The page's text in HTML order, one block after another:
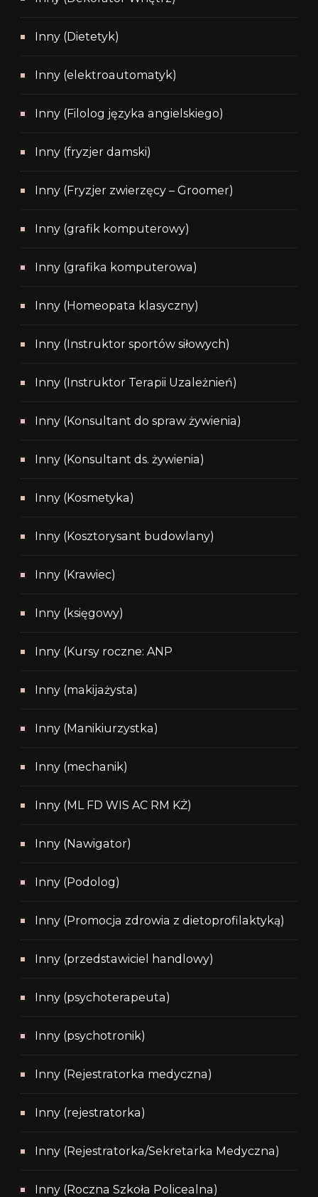
Inny (Dietetyk)
Inny (elektroautomatyk)
Inny (Filolog języka angielskiego)
Inny (fryzjer damski)
Inny (Fryzjer zwierzęcy – Groomer)
Inny (grafik komputerowy)
Inny (grafika komputerowa)
Inny (Homeopata klasyczny)
Inny (Instruktor sportów siłowych)
Inny (Instruktor Terapii Uzależnień)
Inny (Konsultant do spraw żywienia)
Inny (Konsultant ds. żywienia)
Inny (Kosmetyka)
Inny (Kosztorysant budowlany)
Inny (Krawiec)
Inny (księgowy)
Inny (Kursy roczne: ANP
Inny (makijażysta)
Inny (Manikiurzystka)
Inny (mechanik)
Inny (ML FD WIS AC RM KŻ)
Inny (Nawigator)
Inny (Podolog)
Inny (Promocja zdrowia z dietoprofilaktyką)
Inny (przedstawiciel handlowy)
Inny (psychoterapeuta)
Inny (psychotronik)
Inny (Rejestratorka medyczna)
Inny (rejestratorka)
Inny (Rejestratorka/Sekretarka Medyczna)
Inny (Roczna Szkoła Policealna)